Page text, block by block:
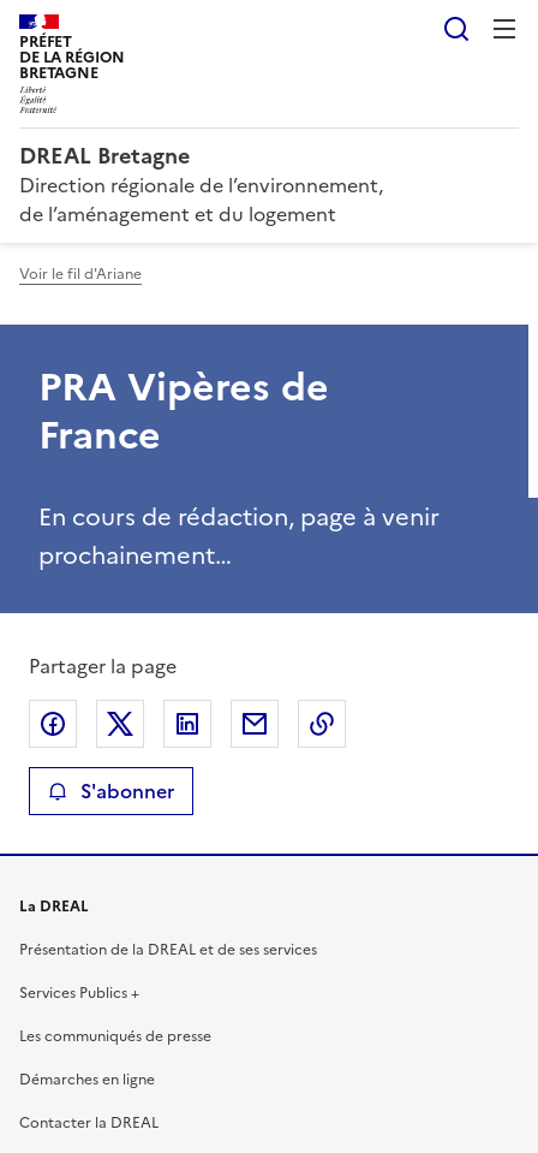
PRÉFET
DE LA RÉGION
BRETAGNE
DREAL Bretagne
Direction régionale de l’environnement,
de l’aménagement et du logement
Voir le fil d'Ariane
PRA Vipères de
France
En cours de rédaction, page à venir
prochainement…
Partager la page
Partager sur Facebook
Partager sur XPartager sur LinkedIn
Partager par email
S'abonner
La DREAL
Présentation de la DREAL et de ses services
Services Publics +
Les communiqués de presse
Démarches en ligne
Contacter la DREAL